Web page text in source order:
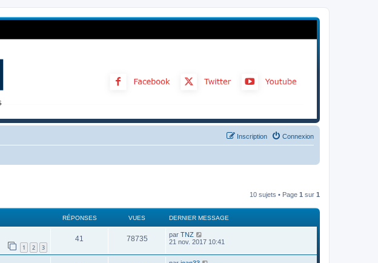
Connexion
Inscription
10 sujets • Page 1 sur 1
RÉPONSES VUES DERNIER MESSAGE
1 2 3
41 78735 par TNZ
21 nov. 2017 10:41